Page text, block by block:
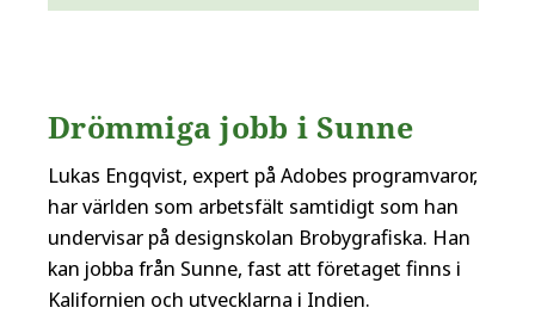
Drömmiga jobb i Sunne
Lukas Engqvist, expert på Adobes programvaror,
har världen som arbetsfält samtidigt som han
undervisar på designskolan Brobygrafiska. Han
kan jobba från Sunne, fast att företaget finns i
Kalifornien och utvecklarna i Indien.